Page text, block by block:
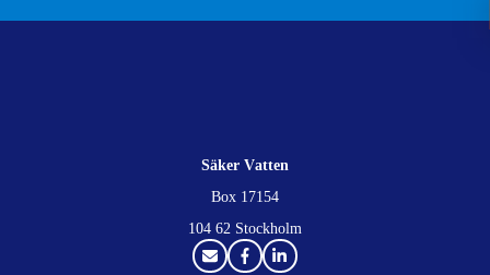
Säker Vatten
Box 17154
104 62 Stockholm